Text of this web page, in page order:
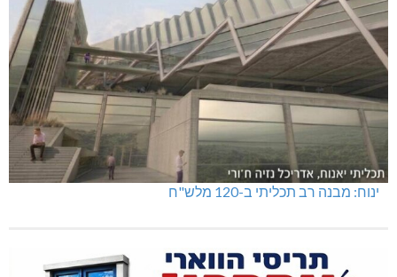
ינוח: מבנה רב תכליתי ב-120 מלש"ח